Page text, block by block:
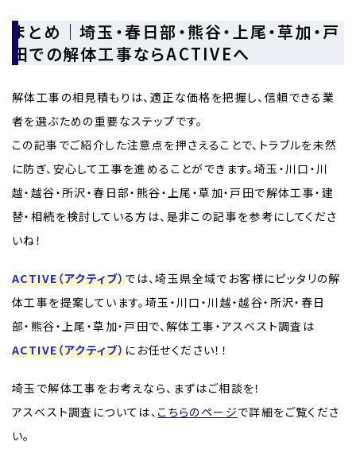
まとめ｜埼玉・春日部・熊谷・上尾・草加・戸
田での解体工事ならACTIVEへ
解体工事の相見積もりは、適正な価格を把握し、信頼できる業
者を選ぶための重要なステップです。
この記事でご紹介した注意点を押さえることで、トラブルを未然
に防ぎ、安心して工事を進めることができます。埼玉・川口・川
越・越谷・所沢・春日部・熊谷・上尾・草加・戸田で解体工事・建
替・相続を検討している方は、是非この記事を参考にしてくださ
いね！
ACTIVE（アクティブ）では、埼玉県全域でお客様にピッタリの解
体工事を提案しています。埼玉・川口・川越・越谷・所沢・春日
部・熊谷・上尾・草加・戸田で、解体工事・アスベスト調査は
ACTIVE（アクティブ）にお任せください！！
埼玉で解体工事をお考えなら、まずはご相談を！
アスベスト調査については、 こちらのページで詳細をご覧くださ
い。